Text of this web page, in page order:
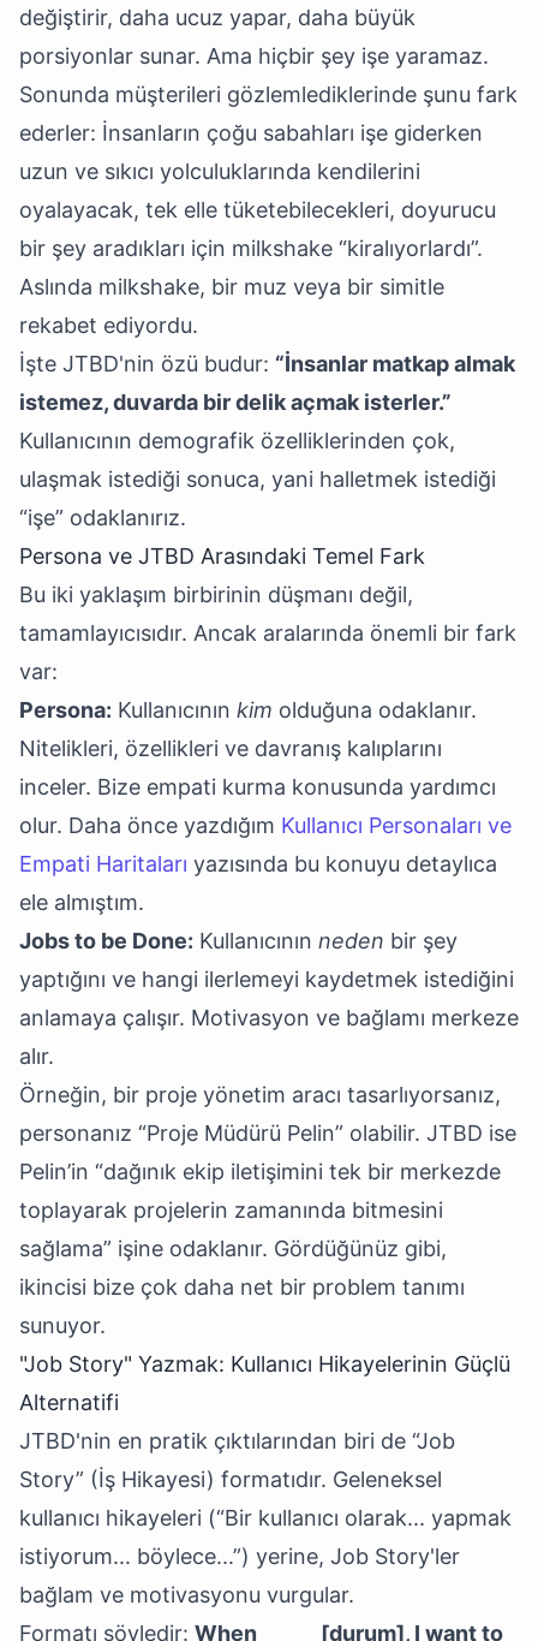
değiştirir, daha ucuz yapar, daha büyük
porsiyonlar sunar. Ama hiçbir şey işe yaramaz.
Sonunda müşterileri gözlemlediklerinde şunu fark
ederler: İnsanların çoğu sabahları işe giderken
uzun ve sıkıcı yolculuklarında kendilerini
oyalayacak, tek elle tüketebilecekleri, doyurucu
bir şey aradıkları için milkshake “kiralıyorlardı”.
Aslında milkshake, bir muz veya bir simitle
rekabet ediyordu.
İşte JTBD'nin özü budur: “İnsanlar matkap almak
istemez, duvarda bir delik açmak isterler.”
Kullanıcının demografik özelliklerinden çok,
ulaşmak istediği sonuca, yani halletmek istediği
“işe” odaklanırız.
Persona ve JTBD Arasındaki Temel Fark
Bu iki yaklaşım birbirinin düşmanı değil,
tamamlayıcısıdır. Ancak aralarında önemli bir fark
var:
Persona: Kullanıcının kim olduğuna odaklanır.
Nitelikleri, özellikleri ve davranış kalıplarını
inceler. Bize empati kurma konusunda yardımcı
olur. Daha önce yazdığım Kullanıcı Personaları ve
Empati Haritaları yazısında bu konuyu detaylıca
ele almıştım.
Jobs to be Done: Kullanıcının neden bir şey
yaptığını ve hangi ilerlemeyi kaydetmek istediğini
anlamaya çalışır. Motivasyon ve bağlamı merkeze
alır.
Örneğin, bir proje yönetim aracı tasarlıyorsanız,
personanız “Proje Müdürü Pelin” olabilir. JTBD ise
Pelin’in “dağınık ekip iletişimini tek bir merkezde
toplayarak projelerin zamanında bitmesini
sağlama” işine odaklanır. Gördüğünüz gibi,
ikincisi bize çok daha net bir problem tanımı
sunuyor.
"Job Story" Yazmak: Kullanıcı Hikayelerinin Güçlü
Alternatifi
JTBD'nin en pratik çıktılarından biri de “Job
Story” (İş Hikayesi) formatıdır. Geleneksel
kullanıcı hikayeleri (“Bir kullanıcı olarak... yapmak
istiyorum... böylece...”) yerine, Job Story'ler
bağlam ve motivasyonu vurgular.
Formatı şöyledir: When _____ [durum], I want to